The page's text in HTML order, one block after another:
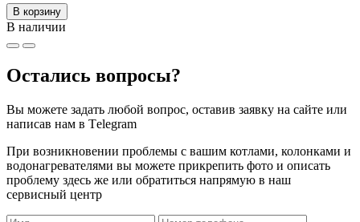
В корзину
В наличии
Остались вопросы?
Вы можете задать любой вопрос, оставив заявку на сайте или
написав нам в Тelegram
При возникновении проблемы с вашим котлами, колонками и
водонагревателями вы можете прикрепить фото и описать
проблему здесь же или обратиться напрямую в наш
сервисный центр